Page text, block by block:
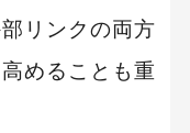
リンクの両方
めることも重